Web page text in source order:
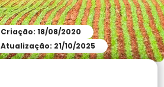
Criação: 18/08/2020
Atualização: 21/10/2025